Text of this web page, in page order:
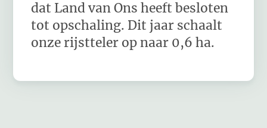
dat Land van Ons heeft besloten
tot opschaling. Dit jaar schaalt
onze rijstteler op naar 0,6 ha.